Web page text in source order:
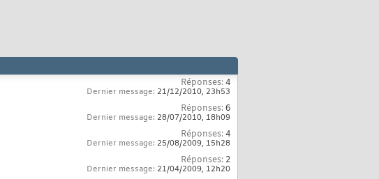
Réponses:4
Dernier message: 21/12/2010, 23h53
Réponses:6
Dernier message: 28/07/2010, 18h09
Réponses:4
Dernier message: 25/08/2009, 15h28
Réponses: 2
Dernier message: 21/04/2009, 12h20